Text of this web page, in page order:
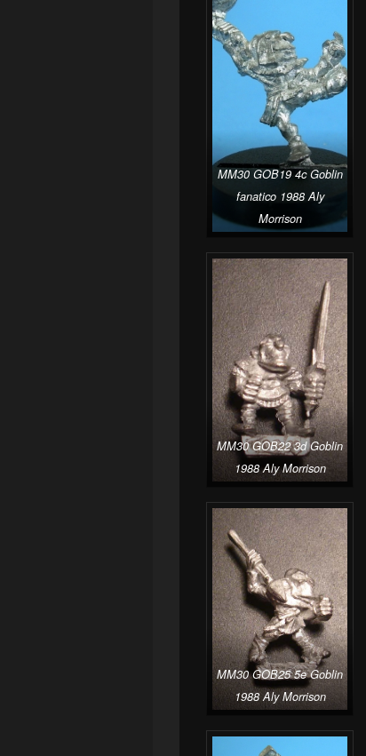
MM30 GOB19 4c Goblin
fanatico 1988 Aly
Morrison
MM30 GOB22 3d Goblin
1988 Aly Morrison
MM30 GOB25 5e Goblin
1988 Aly Morrison